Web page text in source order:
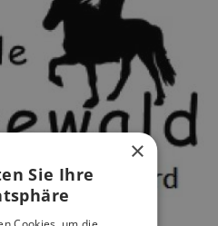
×
Sie Ihre